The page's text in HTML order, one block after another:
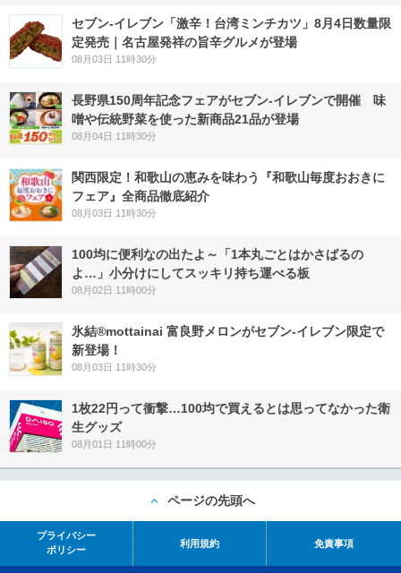
セブン-イレブン「激辛！台湾ミンチカツ」8月4日数量限
定発売｜名古屋発祥の旨辛グルメが登場
08月03日 11時30分
長野県150周年記念フェアがセブン-イレブンで開催 味
噌や伝統野菜を使った新商品21品が登場
08月04日 11時30分
関西限定！和歌山の恵みを味わう『和歌山毎度おおきに
フェア』全商品徹底紹介
08月03日 11時30分
100均に便利なの出たよ～「1本丸ごとはかさばるの
よ…」小分けにしてスッキリ持ち運べる板
08月02日 11時00分
氷結®mottainai 富良野メロンがセブン‐イレブン限定で
新登場！
08月03日 11時30分
1枚22円って衝撃…100均で買えるとは思ってなかった衛
生グッズ
08月01日 11時00分
ページの先頭へ
プライバシー
ポリシー
利用規約 免責事項